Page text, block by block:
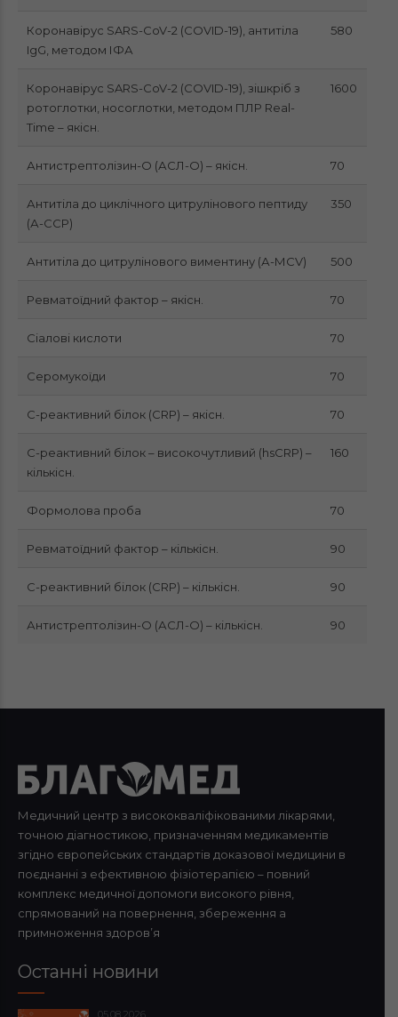
Коронавірус SARS-CoV-2 (COVID-19), антитіла
IgG, методом ІФА
580
Коронавірус SARS-CoV-2 (COVID-19), зішкріб з
ротоглотки, носоглотки, методом ПЛР Real-
Time – якісн.
1600
Антистрептолізин-О (АСЛ-О) – якісн. 70
Антитіла до циклічного цитрулінового пептиду
(А-ССР)
350
Антитіла до цитрулінового виментину (А-МСV) 500
Ревматоїдний фактор – якісн. 70
Сіалові кислоти 70
Серомукоїди 70
С-реактивний білок (CRP) – якісн. 70
С-реактивний білок – високочутливий (hsCRP) –
кількісн.
160
Формолова проба 70
Ревматоїдний фактор – кількісн. 90
С-реактивний білок (CRP) – кількісн. 90
Антистрептолізин-О (АСЛ-О) – кількісн. 90
Медичний центр з висококваліфікованими лікарями,
точною діагностикою, призначенням медикаментів
згідно європейських стандартів доказової медицини в
поєднанні з ефективною фізіотерапією – повний
комплекс медичної допомоги високого рівня,
спрямований на повернення, збереження а
примноження здоров’я
Останні новини
05.08.2026